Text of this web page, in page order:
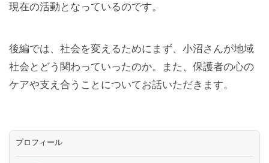
現在の活動となっているのです。
後編では、社会を変えるためにまず、小沼さんが地域
社会とどう関わっていったのか。また、保護者の心の
ケアや支え合うことについてお話いただきます。
プロフィール